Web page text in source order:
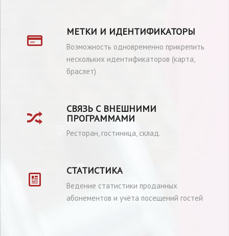
МЕТКИ И ИДЕНТИФИКАТОРЫ
Возможность одновременно прикрепить
нескольких идентификаторов (карта,
браслет)
СВЯЗЬ С ВНЕШНИМИ
ПРОГРАММАМИ
Ресторан, гостиница, склад.
СТАТИСТИКА
Ведение статистики проданных
абонементов и учёта посещений гостей